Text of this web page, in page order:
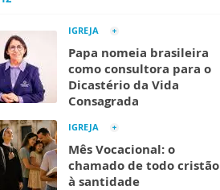
IGREJA
Papa nomeia brasileira
como consultora para o
Dicastério da Vida
Consagrada
IGREJA
Mês Vocacional: o
chamado de todo cristão
à santidade